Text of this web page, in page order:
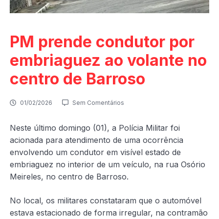
PM prende condutor por
embriaguez ao volante no
centro de Barroso
01/02/2026 Sem Comentários
Neste último domingo (01), a Polícia Militar foi
acionada para atendimento de uma ocorrência
envolvendo um condutor em visível estado de
embriaguez no interior de um veículo, na rua Osório
Meireles, no centro de Barroso.
No local, os militares constataram que o automóvel
estava estacionado de forma irregular, na contramão